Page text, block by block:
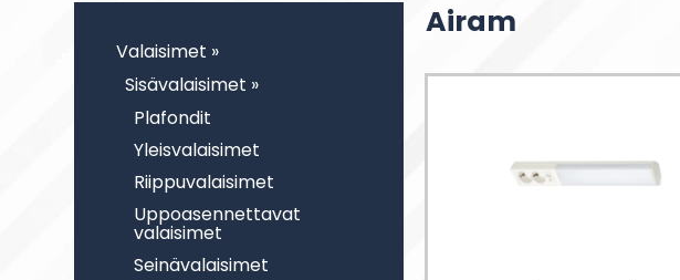
Valaisimet »
Sisävalaisimet »
Plafondit
Yleisvalaisimet
Riippuvalaisimet
Uppoasennettavat
valaisimet
Seinävalaisimet
Airam